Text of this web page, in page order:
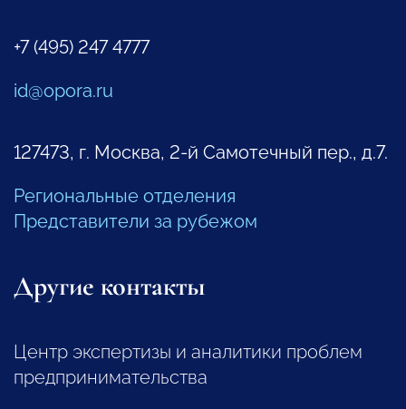
+7 (495) 247 4777
id@opora.ru
127473, г. Москва, 2-й Самотечный пер., д.7.
Региональные отделения
Представители за рубежом
Другие контакты
Центр экспертизы и аналитики проблем
предпринимательства